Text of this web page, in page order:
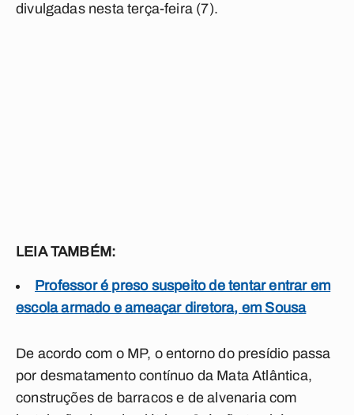
divulgadas nesta terça-feira (7).
LEIA TAMBÉM:
Professor é preso suspeito de tentar entrar em
escola armado e ameaçar diretora, em Sousa
De acordo com o MP, o entorno do presídio passa
por desmatamento contínuo da Mata Atlântica,
construções de barracos e de alvenaria com